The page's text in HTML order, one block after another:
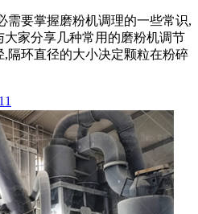
需要掌握磨粉机调理的一些常识,
家分享几种常用的磨粉机调节
隔环直径的大小决定颗粒在粉碎